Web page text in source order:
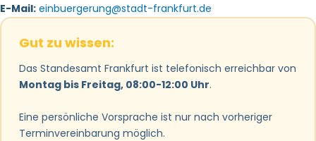
E-Mail: einbuergerung@stadt-frankfurt.de
Gut zu wissen:
Das Standesamt Frankfurt ist telefonisch erreichbar von
Montag bis Freitag, 08:00-12:00 Uhr.
Eine persönliche Vorsprache ist nur nach vorheriger
Terminvereinbarung möglich.